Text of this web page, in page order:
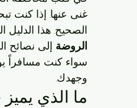
غنى عنها. إذا كنت
الصحيح. هذا
الروضة
سواء كنت مسافراً
وجهدك.
ما الذي